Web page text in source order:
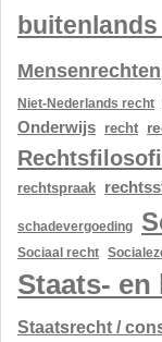
Mensenrechten
Niet-Nederlands recht
Onderwijs recht
rechtspraak
schadevergoeding
Sociaal recht
Staats-
Staatsrecht /